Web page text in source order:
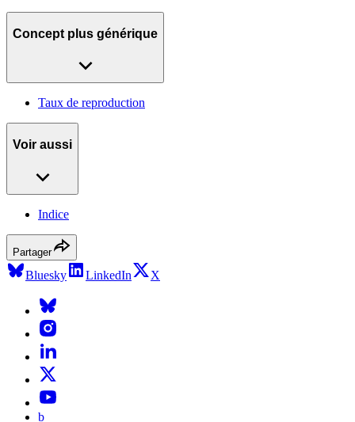
Concept plus générique
Taux de reproduction
Voir aussi
Indice
Partager
Bluesky LinkedIn X
b